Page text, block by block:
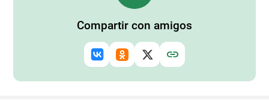
Compartir con amigos